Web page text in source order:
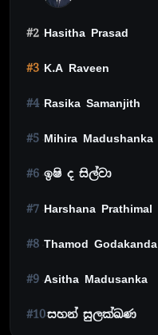
#2 Hasitha Prasad
#3 K.A Raveen
#4 Rasika Samanjith
#5 Mihira Madushanka
#6 ඉෂි ද සිල්වා
#7 Harshana Prathimal
#8 Thamod Godakanda
#9 Asitha Madusanka
#10සහන් සුලක්ඛණ